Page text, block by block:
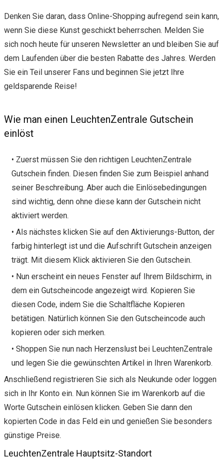
Denken Sie daran, dass Online-Shopping aufregend sein kann,
wenn Sie diese Kunst geschickt beherrschen. Melden Sie
sich noch heute für unseren Newsletter an und bleiben Sie auf
dem Laufenden über die besten Rabatte des Jahres. Werden
Sie ein Teil unserer Fans und beginnen Sie jetzt Ihre
geldsparende Reise!
Wie man einen LeuchtenZentrale Gutschein
einlöst
• Zuerst müssen Sie den richtigen LeuchtenZentrale
Gutschein finden. Diesen finden Sie zum Beispiel anhand
seiner Beschreibung. Aber auch die Einlösebedingungen
sind wichtig, denn ohne diese kann der Gutschein nicht
aktiviert werden.
• Als nächstes klicken Sie auf den Aktivierungs-Button, der
farbig hinterlegt ist und die Aufschrift Gutschein anzeigen
trägt. Mit diesem Klick aktivieren Sie den Gutschein.
• Nun erscheint ein neues Fenster auf Ihrem Bildschirm, in
dem ein Gutscheincode angezeigt wird. Kopieren Sie
diesen Code, indem Sie die Schaltfläche Kopieren
betätigen. Natürlich können Sie den Gutscheincode auch
kopieren oder sich merken.
• Shoppen Sie nun nach Herzenslust bei LeuchtenZentrale
und legen Sie die gewünschten Artikel in Ihren Warenkorb.
Anschließend registrieren Sie sich als Neukunde oder loggen
sich in Ihr Konto ein. Nun können Sie im Warenkorb auf die
Worte Gutschein einlösen klicken. Geben Sie dann den
kopierten Code in das Feld ein und genießen Sie besonders
günstige Preise.
LeuchtenZentrale Hauptsitz-Standort